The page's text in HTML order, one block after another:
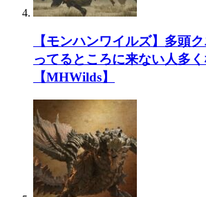
【モンハンワイルズ】多頭
ってるところに来ない人多く
【MHWilds】